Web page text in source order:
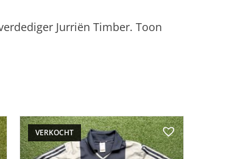
Jurriën Timber. Toon
VERKOCHT